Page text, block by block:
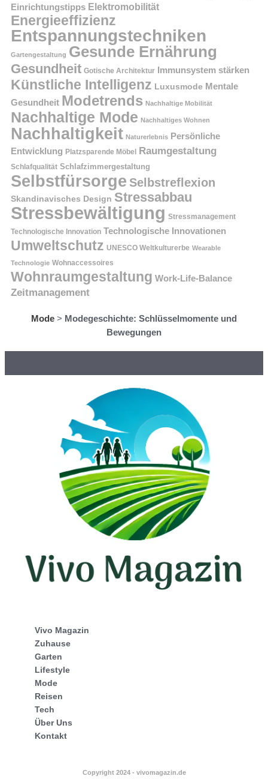
Einrichtungstipps Elektromobilität
Energieeffizienz
Entspannungstechniken
Gartengestaltung Gesunde Ernährung
Gesundheit Gotische Architektur Immunsystem stärken
Künstliche Intelligenz Luxusmode Mentale
Gesundheit Modetrends Nachhaltige Mobilität
Nachhaltige Mode Nachhaltiges Wohnen
Nachhaltigkeit Naturerlebnis Persönliche
Entwicklung Platzsparende Möbel Raumgestaltung
Schlafqualität Schlafzimmergestaltung
Selbstfürsorge Selbstreflexion
Skandinavisches Design Stressabbau
Stressbewältigung Stressmanagement
Technologische Innovation Technologische Innovationen
Umweltschutz UNESCO Weltkulturerbe Wearable
Technologie Wohnaccessoires
Wohnraumgestaltung Work-Life-Balance
Zeitmanagement
Mode > Modegeschichte: Schlüsselmomente und
Bewegungen
Vivo Magazin
Zuhause
Garten
Lifestyle
Mode
Reisen
Tech
Über Uns
Kontakt
Copyright 2024 - vivomagazin.de